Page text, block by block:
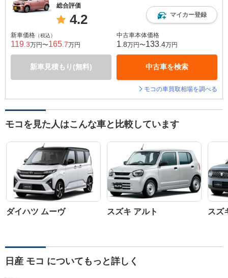
総合評価
4.2 マイカー登録
新車価格 （税込）
119 .3万円〜165 .7万円
新車見積もり(無料)
中古車本体価格
1 .8万円〜133 .4万円
中古車を検索
モコの車買取相場を調べる
モコを見た人はこんな車と比較しています
ダイハツ ムーヴ スズキ アルト スズ
日産 モコ についてもっと詳しく